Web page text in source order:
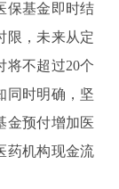
保基金即时结
限，未来从定
将不超过20个
同时明确，坚
金预付增加医
药机构现金流